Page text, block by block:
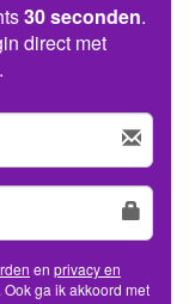
30 seconden.
direct met
en privacy en